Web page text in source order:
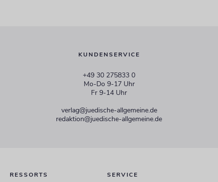
KUNDENSERVICE
+49 30 275833 0
Mo-Do 9-17 Uhr
Fr 9-14 Uhr
verlag@juedische-allgemeine.de
redaktion@juedische-allgemeine.de
RESSORTS SERVICE